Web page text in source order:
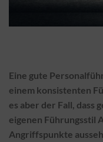
Eine gute
einem konsistenten
es aber der Fall, dass
eigenen Führungsstil
Angriffspunkte